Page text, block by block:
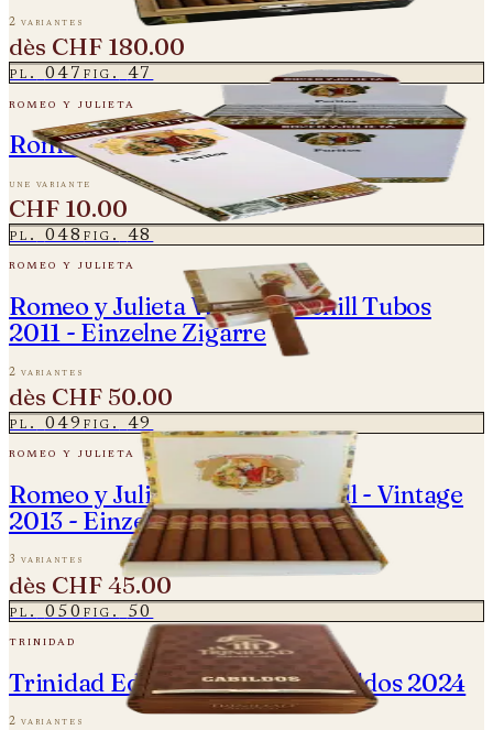
2 variantes
dès CHF 180.00
pl. 047fig. 47
romeo y julieta
Romeo y Julieta Puritos
une variante
CHF 10.00
pl. 048fig. 48
romeo y julieta
Romeo y Julieta Wide Churchill Tubos
2011 - Einzelne Zigarre
2 variantes
dès CHF 50.00
pl. 049fig. 49
romeo y julieta
Romeo y Julieta Wide Churchill - Vintage
2013 - Einzelne Zigarre
3 variantes
dès CHF 45.00
pl. 050fig. 50
trinidad
Trinidad Edición Limitada Cabildos 2024
2 variantes